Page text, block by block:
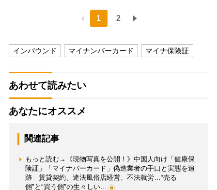
1 2
インバウンド マイナンバーカード マイナ保険証
あわせて読みたい
あなたにオススメ
関連記事
もっと読む→《現物写真を公開！》中国人向け「健康保
険証」「マイナバーカード」偽造業者の手口と実態を追
跡 賃貸契約、違法風俗店経営、不法就労…“売る
側”と“買う側”の生々しい…